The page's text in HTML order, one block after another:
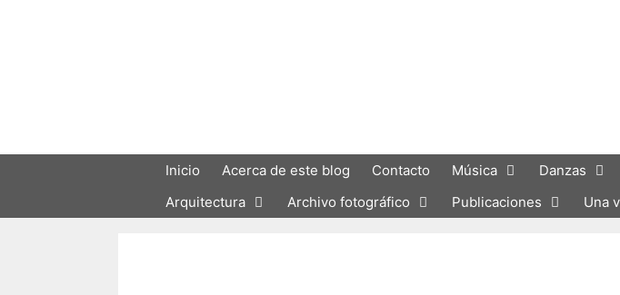
Inicio Acerca de este blog Contacto Música Danzas
Arquitectura
Archivo fotográfico Publicaciones Una